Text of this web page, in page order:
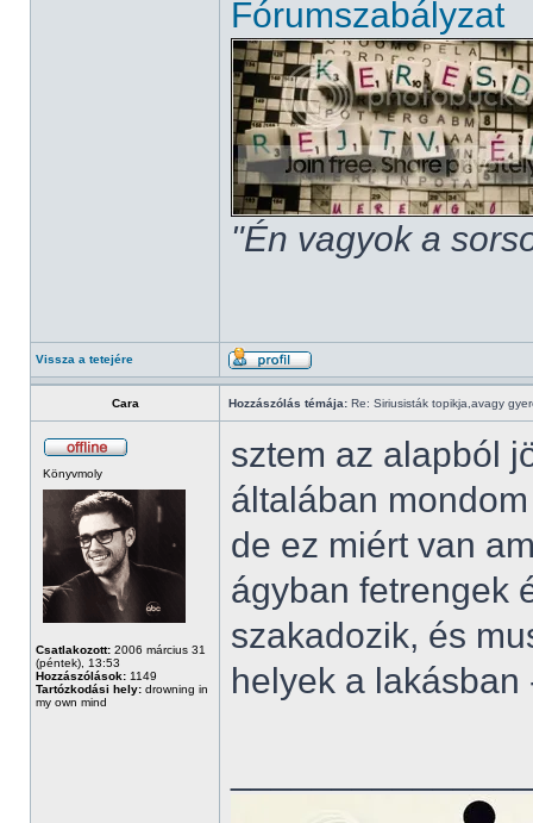
Fórumszabályzat
"Én vagyok a
Vissza a tetejére
Cara Hozzászólás témája: Re: Siriusisták topikja,avagy
Könyvmoly
Csatlakozott: 2006 március 31
(péntek), 13:53
Hozzászólások: 1149
Tartózkodási hely: drowning in
my own mind
sztem az alapból
általában
de ez miért van
ágyban fetrengek
szakadozik, és
helyek a lakásban